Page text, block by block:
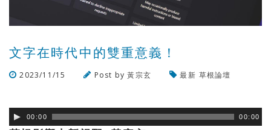
文字在時代中的雙重意義！
2023/11/15 Post by黃宗玄 最新 草根論壇
00:00 00:00